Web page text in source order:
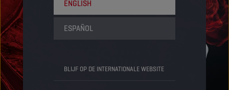
ENGLISH
ESPAÑOL
BLIJF OP DE INTERNATIONALE WEBSITE